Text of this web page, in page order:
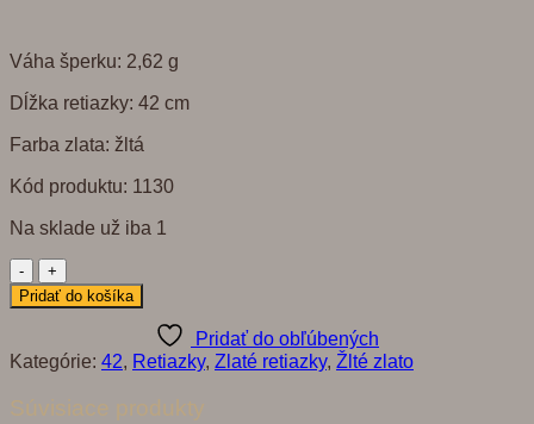
Váha šperku: 2,62 g
Dĺžka retiazky: 42 cm
Farba zlata: žltá
Kód produktu: 1130
Na sklade už iba 1
množstvo
1130
Retiazka
Pridať do košíka
Pridať do obľúbených
Kategórie: 42, Retiazky, Zlaté retiazky, Žlté zlato
Súvisiace produkty